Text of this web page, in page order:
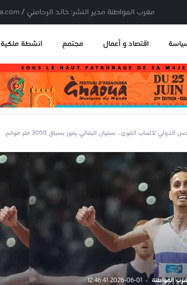
مغرب المواطنة مدير النشر: خالد الرحامني / E-mail: info@mouatana.com
اقتصاد و أعمال مجتمع انشطة ملكية
لألعاب القوى.. سفيان البقالي يفوز بسباق 3000 متر موانع
المواطنة 2026-06-01 12:46:41